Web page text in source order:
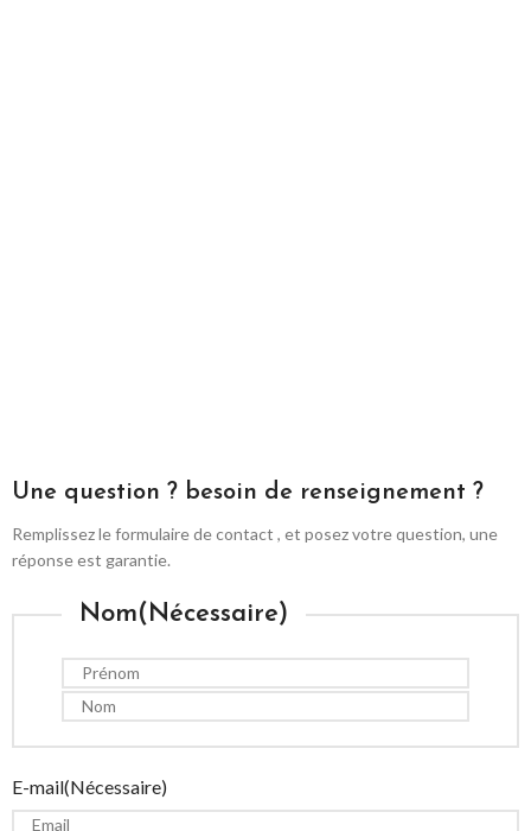
Une question ? besoin de renseignement ?
Remplissez le formulaire de contact , et posez votre question, une
réponse est garantie.
Nom(Nécessaire)
E-mail(Nécessaire)